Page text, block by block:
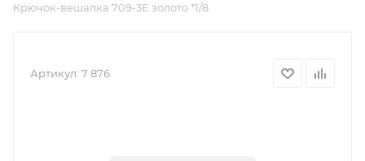
Крючок-вешалка 709-3Е золото *1/8
Артикул: 7 876